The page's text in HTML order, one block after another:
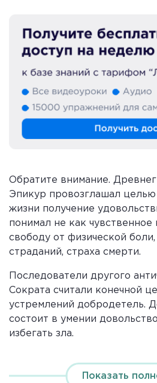
Обратите внимание.
Эпикур провозглашал целью
жизни получение
понимал не как чувственное
свободу от физической
страданий, страха смерти.
Последователи другого
Сократа считали конечной
устремлений добродетель.
состоит в умении
избегать зла.
человека независимым от
Показать